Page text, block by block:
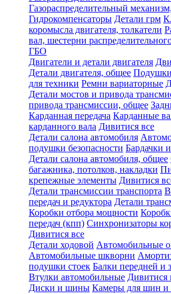
Газораспределительный
Гидрокомпенсаторы Детали грм
коромысла двигателя, толкатели
вал, шестерни
ГБО
Двигатели и детали двигателя
Детали двигателя, общее Подушки
для техники Ремни вариаторные
Детали мостов и привода
привода трансмиссии, общее
Карданная передача Карданные
карданного вала Дивитися все
Детали салона автомобиля
подушки безопасности Бардачки
Детали салона автомобиля, общее
багажника, потолков, накладки
крепежные элементы Дивитися
Детали трансмиссии транспорта
передач и редуктора Детали
Коробки отбора мощности
передач (кпп) Синхронизаторы
Дивитися все
Детали ходовой Автомобильные
Автомобильные шкворни
подушки стоек Балки передней и
Втулки автомобильные Дивитися
Диски и шины Камеры для шин и